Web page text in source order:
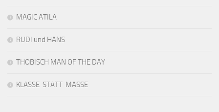
MAGIC ATILA
RUDI und HANS
THOBISCH MAN OF THE DAY
KLASSE STATT MASSE